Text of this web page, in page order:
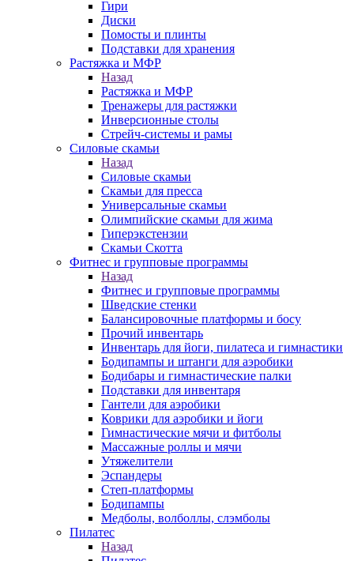
Гири
Диски
Помосты и плинты
Подставки для хранения
Растяжка и МФР
Назад
Растяжка и МФР
Тренажеры для растяжки
Инверсионные столы
Стрейч-системы и рамы
Силовые скамьи
Назад
Силовые скамьи
Скамьи для пресса
Универсальные скамьи
Олимпийские скамьи для жима
Гиперэкстензии
Скамьи Скотта
Фитнес и групповые программы
Назад
Фитнес и групповые программы
Шведские стенки
Балансировочные платформы и босу
Прочий инвентарь
Инвентарь для йоги, пилатеса и гимнастики
Бодипампы и штанги для аэробики
Бодибары и гимнастические палки
Подставки для инвентаря
Гантели для аэробики
Коврики для аэробики и йоги
Гимнастические мячи и фитболы
Массажные роллы и мячи
Утяжелители
Эспандеры
Степ-платформы
Бодипампы
Медболы, волболлы, слэмболы
Пилатес
Назад